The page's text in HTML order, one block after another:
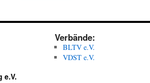
Verbände:
BLTV e.V.
VDST e.V.
e.V.